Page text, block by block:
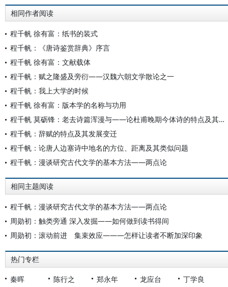
相同作者阅读
程千帆 徐有富：纸书的装式
程千帆：《唐诗鉴赏辞典》序言
程千帆 徐有富：文献载体
程千帆：赋之隆盛及旁衍——汉魏六朝文学散论之一
程千帆：我上大学的时候
程千帆 徐有富：版本学的名称与功用
程千帆 莫砺锋：老去诗篇浑漫与——论杜甫晚期今体诗的特点及其对宋人的影响
程千帆：辞赋的特点及其发展变迁
程千帆：论唐人边塞诗中地名的方位、距离及其类似问题
程千帆：漫谈研究古代文学的基本方法——两点论
相同主题阅读
程千帆：漫谈研究古代文学的基本方法——两点论
周勋初：触类旁通 深入发掘——如何做到读书得间
周勋初：滚动前进 集束效应———怎样让读者不断加深印象
热门专栏
秦晖 陈行之 郑永年 龙应台
丁学良